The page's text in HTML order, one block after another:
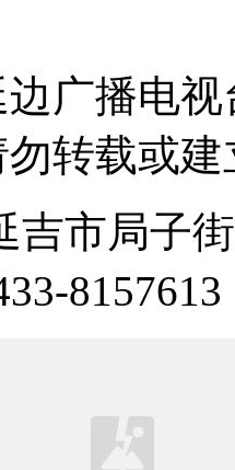
广播电
转载或
市局子
8157613